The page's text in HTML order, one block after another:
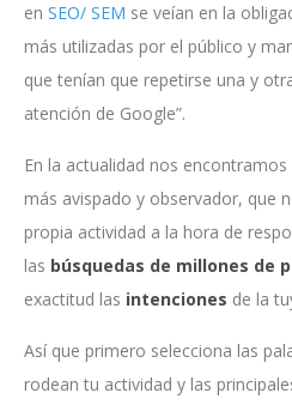
en SEO/ SEM se veían en la
más utilizadas por el público y
que tenían que repetirse una y
atención de Google”.
En la actualidad nos
más avispado y observador, que
propia actividad a la hora de
las búsquedas de millones de
exactitud las intenciones de la
Así que primero selecciona las
rodean tu actividad y las